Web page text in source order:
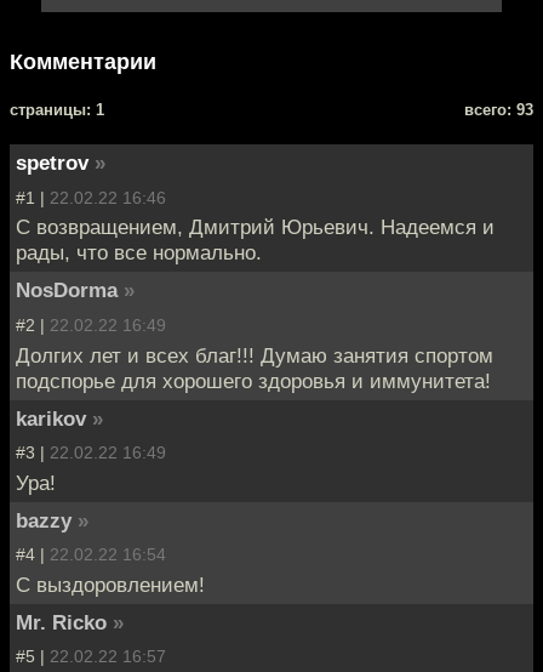
Комментарии
cтраницы: 1 всего: 93
spetrov »
#1 | 22.02.22 16:46
С возвращением, Дмитрий Юрьевич. Надеемся и
рады, что все нормально.
NosDorma »
#2 | 22.02.22 16:49
Долгих лет и всех благ!!! Думаю занятия спортом
подспорье для хорошего здоровья и иммунитета!
karikov »
#3 | 22.02.22 16:49
Ура!
bazzy »
#4 | 22.02.22 16:54
C выздоровлением!
Mr. Ricko »
#5 | 22.02.22 16:57